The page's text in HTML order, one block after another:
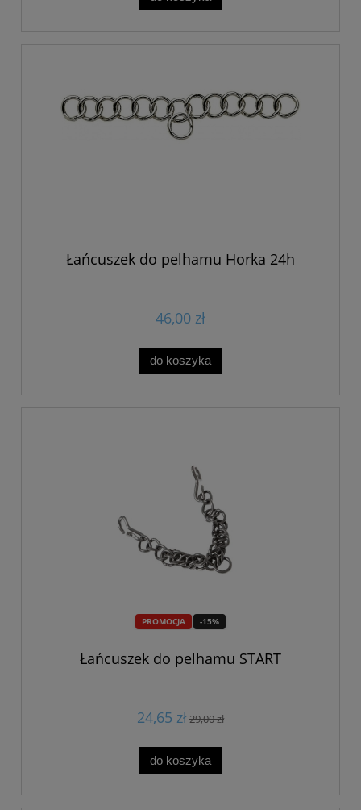
Łańcuszek do pelhamu Horka 24h
46,00 zł
do koszyka
PROMOCJA -15%
Łańcuszek do pelhamu START
24,65 zł29,00 zł
do koszyka